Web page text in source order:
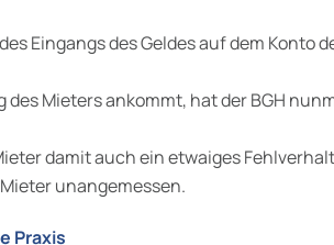
Eingangs des Geldes auf dem Konto
Mieters ankommt, hat der BGH
damit auch ein etwaiges
unangemessen.
Praxis